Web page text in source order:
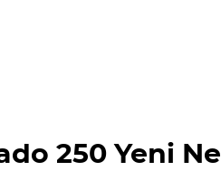
250 Yeni